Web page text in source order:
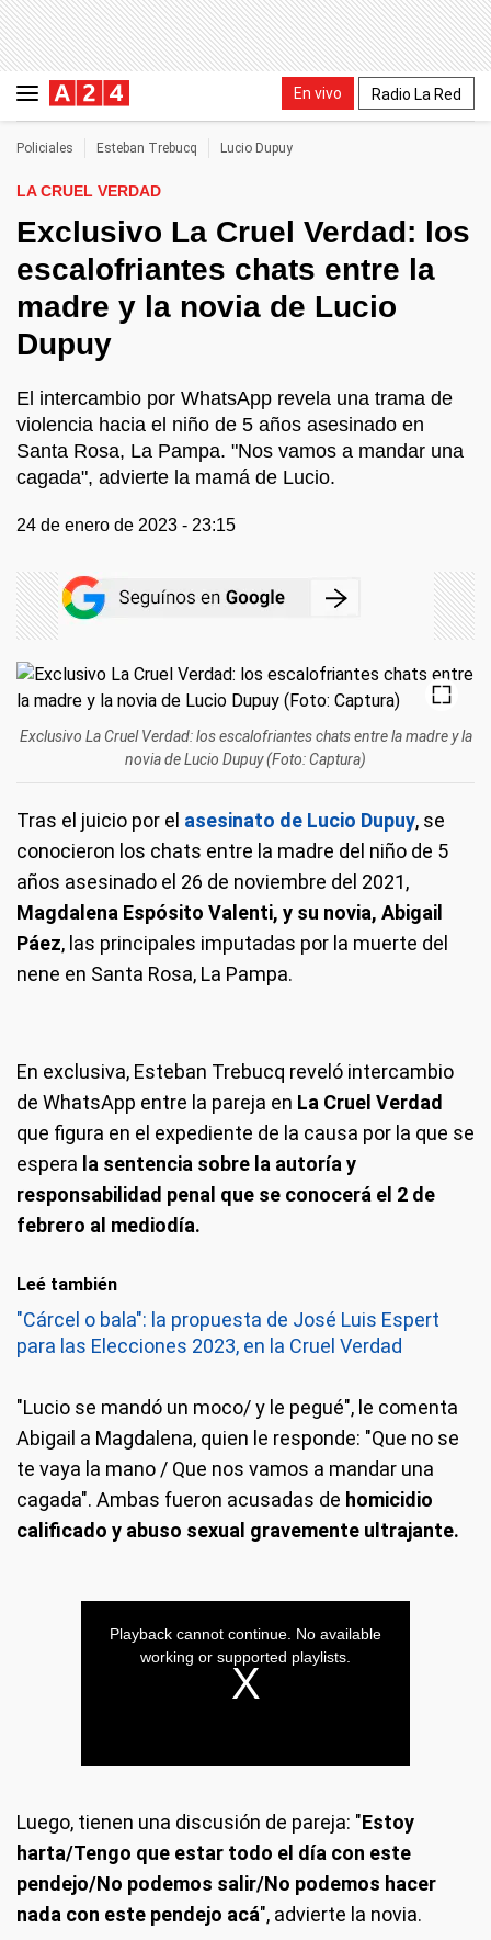
En vivo Radio La Red
Policiales Esteban Trebucq Lucio Dupuy
LA CRUEL VERDAD
Exclusivo La Cruel Verdad: los
escalofriantes chats entre la
madre y la novia de Lucio
Dupuy
El intercambio por WhatsApp revela una trama de
violencia hacia el niño de 5 años asesinado en
Santa Rosa, La Pampa. "Nos vamos a mandar una
cagada", advierte la mamá de Lucio.
24 de enero de 2023 - 23:15
Exclusivo La Cruel Verdad: los escalofriantes chats entre la madre y la
novia de Lucio Dupuy (Foto: Captura)
Tras el juicio por el asesinato de Lucio Dupuy, se
conocieron los chats entre la madre del niño de 5
años asesinado el 26 de noviembre del 2021,
Magdalena Espósito Valenti, y su novia, Abigail
Páez, las principales imputadas por la muerte del
nene en Santa Rosa, La Pampa.
En exclusiva, Esteban Trebucq reveló intercambio
de WhatsApp entre la pareja en La Cruel Verdad
que figura en el expediente de la causa por la que se
espera la sentencia sobre la autoría y
responsabilidad penal que se conocerá el 2 de
febrero al mediodía.
Leé también
"Cárcel o bala": la propuesta de José Luis Espert
para las Elecciones 2023, en la Cruel Verdad
"Lucio se mandó un moco/ y le pegué", le comenta
Abigail a Magdalena, quien le responde: "Que no se
te vaya la mano / Que nos vamos a mandar una
cagada". Ambas fueron acusadas de homicidio
calificado y abuso sexual gravemente ultrajante.
Luego, tienen una discusión de pareja: "Estoy
harta/Tengo que estar todo el día con este
pendejo/No podemos salir/No podemos hacer
nada con este pendejo acá", advierte la novia.